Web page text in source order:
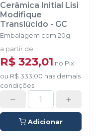
Cerâmica Initial Lisi
Modifique
Translúcido - GC
Embalagem com 20g.
a partir de:
R$ 323,01 no Pix
ou R$ 333,00 nas demais
condições
Adicionar